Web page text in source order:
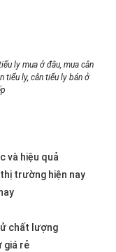
ly mua ở đâu, mua cân
tiểu ly, cân tiểu ly bán ở
và hiệu quả
trường hiện nay
chất lượng
giá rẻ